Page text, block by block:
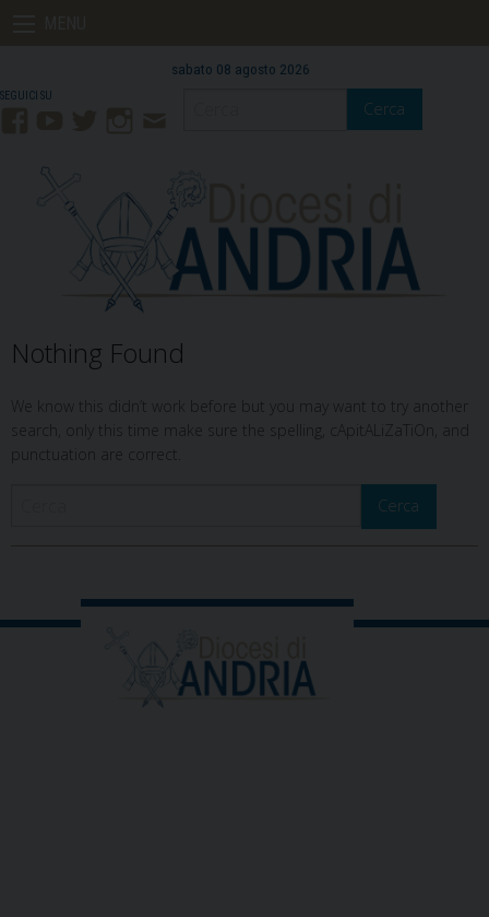
sabato 08 agosto 2026
Mail
Cerca
Nothing Found
We know this didn’t work before but you may want to try another
search, only this time make sure the spelling, cApitALiZaTiOn, and
punctuation are correct.
Cerca